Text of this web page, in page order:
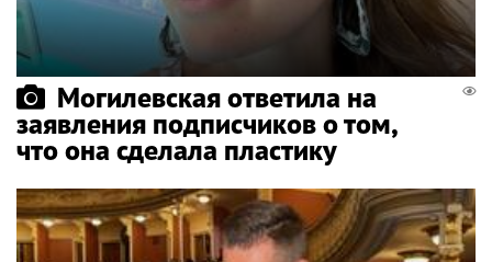
Могилевская ответила на
заявления подписчиков о том,
что она сделала пластику